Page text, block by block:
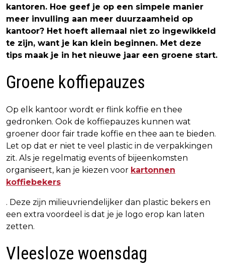
kantoren. Hoe geef je op een simpele manier
meer invulling aan meer duurzaamheid op
kantoor? Het hoeft allemaal niet zo ingewikkeld
te zijn, want je kan klein beginnen. Met deze
tips maak je in het nieuwe jaar een groene start.
Groene koffiepauzes
Op elk kantoor wordt er flink koffie en thee
gedronken. Ook de koffiepauzes kunnen wat
groener door fair trade koffie en thee aan te bieden.
Let op dat er niet te veel plastic in de verpakkingen
zit. Als je regelmatig events of bijeenkomsten
organiseert, kan je kiezen voor kartonnen
koffiebekers
. Deze zijn milieuvriendelijker dan plastic bekers en
een extra voordeel is dat je je logo erop kan laten
zetten.
Vleesloze woensdag